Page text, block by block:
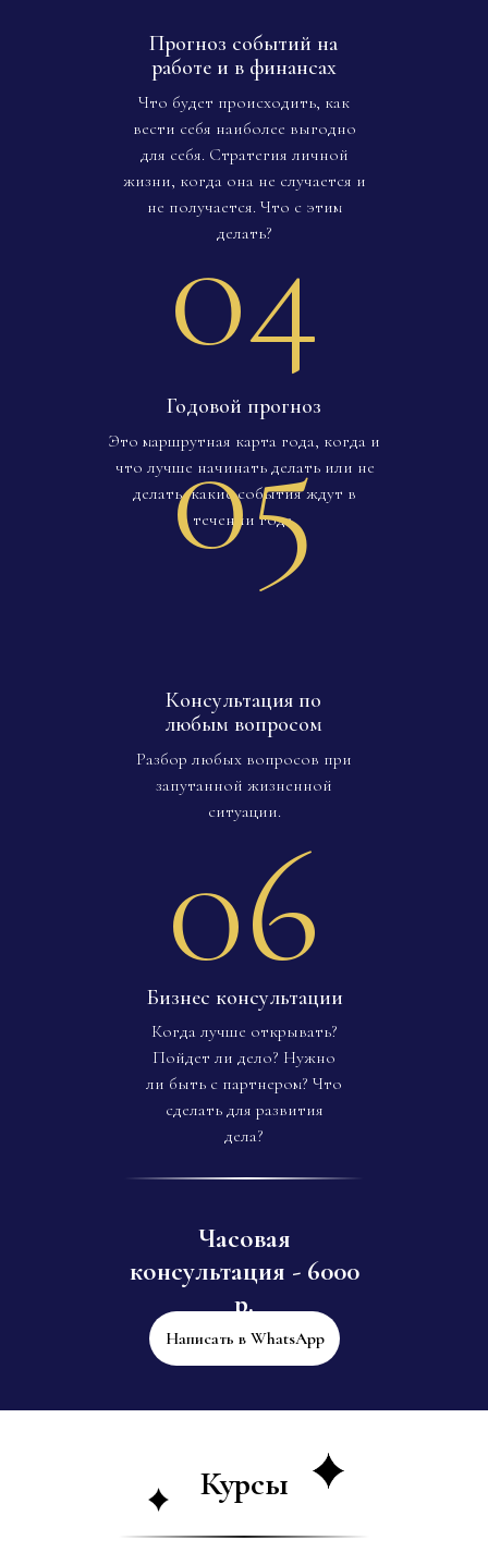
Годовой прогноз
04
Это маршрутная карта года, когда и
что лучше начинать делать или не
делать, какие события ждут в
течении года.
Когда лучше открывать?
Пойдет ли дело? Нужно
ли быть с партнером? Что
сделать для развития
дела?
06
Бизнес консультации
Прогноз событий на
работе и в финансах
Что будет происходить, как
вести себя наиболее выгодно
для себя. Стратегия личной
жизни, когда она не случается и
не получается. Что с этим
делать?
Разбор любых вопросов при
запутанной жизненной
ситуации.
Консультация по
любым вопросом
05
Часовая
консультация - 6000
р.
Написать в WhatsApp
Курсы